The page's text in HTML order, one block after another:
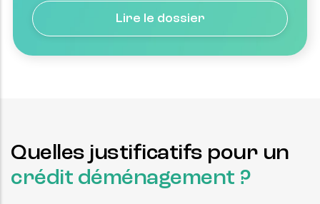
Lire le dossier
Quelles justificatifs pour un
crédit déménagement ?